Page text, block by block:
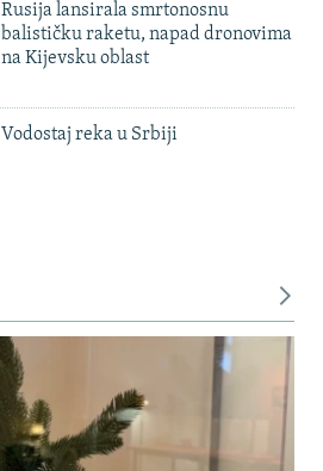
Rusija lansirala smrtonosnu
balističku raketu, napad dronovima
na Kijevsku oblast
Vodostaj reka u Srbiji